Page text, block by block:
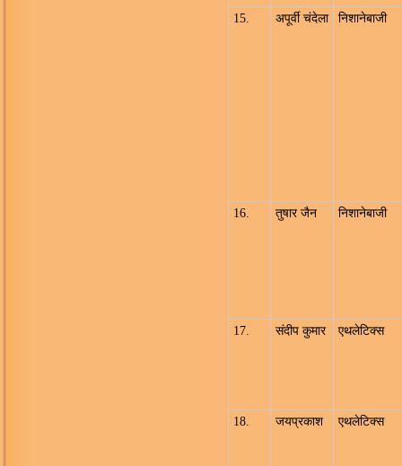
15. अपूर्वी चंदेला निशानेबाजी
16. तुषार जैन निशानेबाजी
17. संदीप कुमार एथलेटिक्स
18. जयप्रकाश एथलेटिक्स